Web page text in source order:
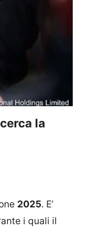
la
2025. E’
i quali il